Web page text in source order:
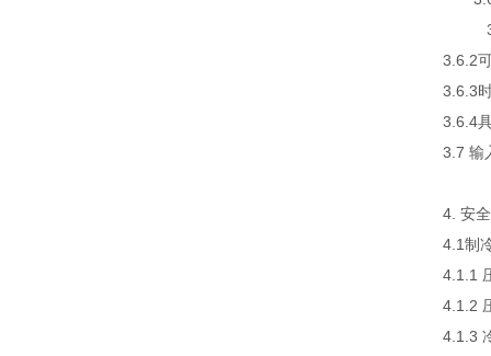
3.6.2
3.6.3
3.6.4
3.7 输
4. 安
4.1制
4.1.1
4.1.2
4.1.3